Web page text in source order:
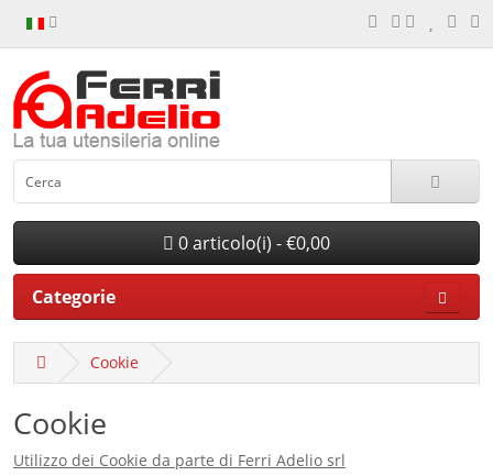
0 articolo(i) - €0,00
Categorie
Cookie
Cookie
Utilizzo dei Cookie da parte di Ferri Adelio srl